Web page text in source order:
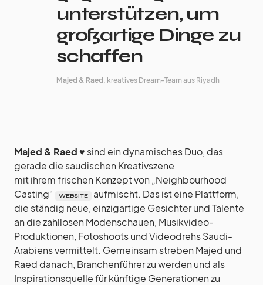
unterstützen, um
großartige Dinge zu
schaffen
Majed & Raed , kreatives Dream-Team aus Riyadh
Majed & Raed♥︎ sind ein dynamisches Duo, das
gerade die saudischen Kreativszene
mit ihrem frischen Konzept von „Neighbourhood
Casting“
WEBSITE
aufmischt. Das ist eine Plattform,
die ständig neue, einzigartige Gesichter und Talente
an die zahllosen Modenschauen, Musikvideo-
Produktionen, Fotoshoots und Videodrehs Saudi-
Arabiens vermittelt. Gemeinsam streben Majed und
Raed danach, Branchenführer zu werden und als
Inspirationsquelle für künftige Generationen zu